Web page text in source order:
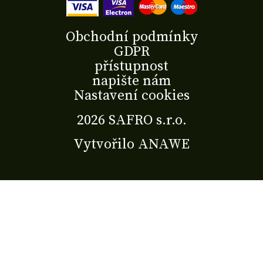
2026 SAFRO s.r.o.
Vytvořilo ANAWE
Obchodní podmínky
GDPR
přístupnost
napište nám
Nastavení cookies